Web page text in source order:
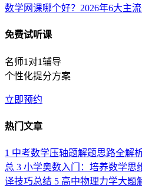
数学网课哪个好？2026年6大主
免费试听课
名师1对1辅导
个性化提分方案
立即预约
热门文章
1 中考数学压轴题解题思路全解
总 3 小学奥数入门：培养数学思
译技巧总结 5 高中物理力学大题